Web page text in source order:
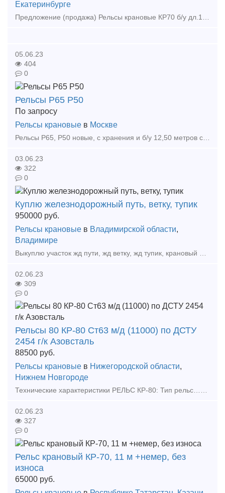
Екатеринбурге
Предложение (продажа) Рельсы крановые КР70 б/у дл.10-11м со склада в Екатеринбурге Цена: 78000
05.06.23
404
0
Рельсы Р65 Р50
По запросу
Рельсы крановые в Москве
Рельсы Р65, Р50 новые, с хранения и б/у 12,50 метров с болтовыми отверстиями, также комплектующие к ним, накладки, подкладки и др. Доставка автотранспортом Самовывоз из наличия и п
03.06.23
322
0
Куплю железнодорожный путь, ветку, тупик
950000 руб.
Рельсы крановые в Владимирской области,
Владимире
02.06.23
309
0
Рельсы 80 КР-80 Ст63 м/д (11000) по ДСТУ
2454 г/к Азовсталь
88500 руб.
Рельсы крановые в Нижегородской области,
Нижнем Новгороде
02.06.23
327
0
Рельс крановый КР-70, 11 м +немер, без
износа
65000 руб.